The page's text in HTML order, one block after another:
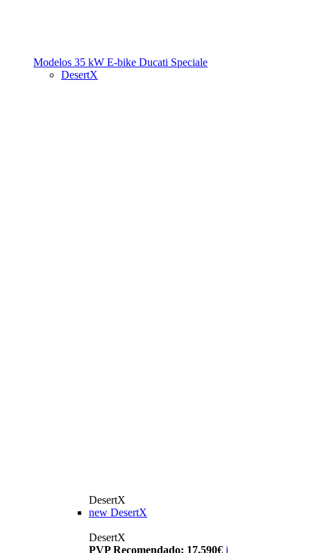
Modelos 35 kW E-bike Ducati Speciale
DesertX
DesertX
new DesertX
DesertX
PVP Recomendado: 17.590€ i